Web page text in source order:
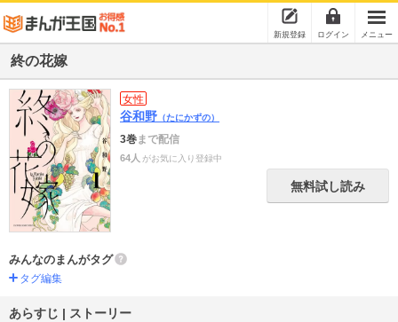
新規登録 ログイン メニュー
終の花嫁
女性
谷和野 （たにかずの）
3巻まで配信
64人 がお気に入り登録中
無料試し読み
みんなのまんがタグ
タグ編集
あらすじ | ストーリー